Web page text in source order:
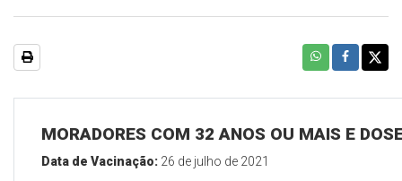
MORADORES COM 32 ANOS OU MAIS E
Data de Vacinação: 26 de julho de 2021